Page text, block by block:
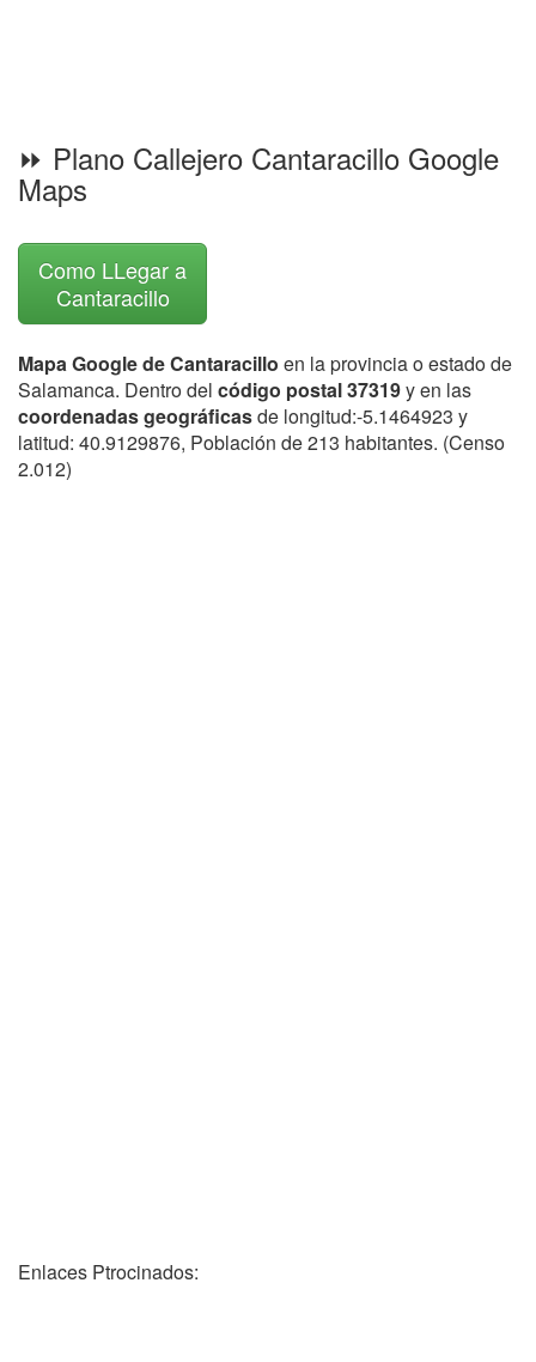
⏩ Plano Callejero Cantaracillo Google
Maps
Como LLegar a
Cantaracillo
Mapa Google de Cantaracillo en la provincia o estado de
Salamanca. Dentro del código postal 37319y en las
coordenadas geográficasde longitud:-5.1464923 y
latitud: 40.9129876, Población de 213 habitantes. (Censo
2.012)
Enlaces Ptrocinados: